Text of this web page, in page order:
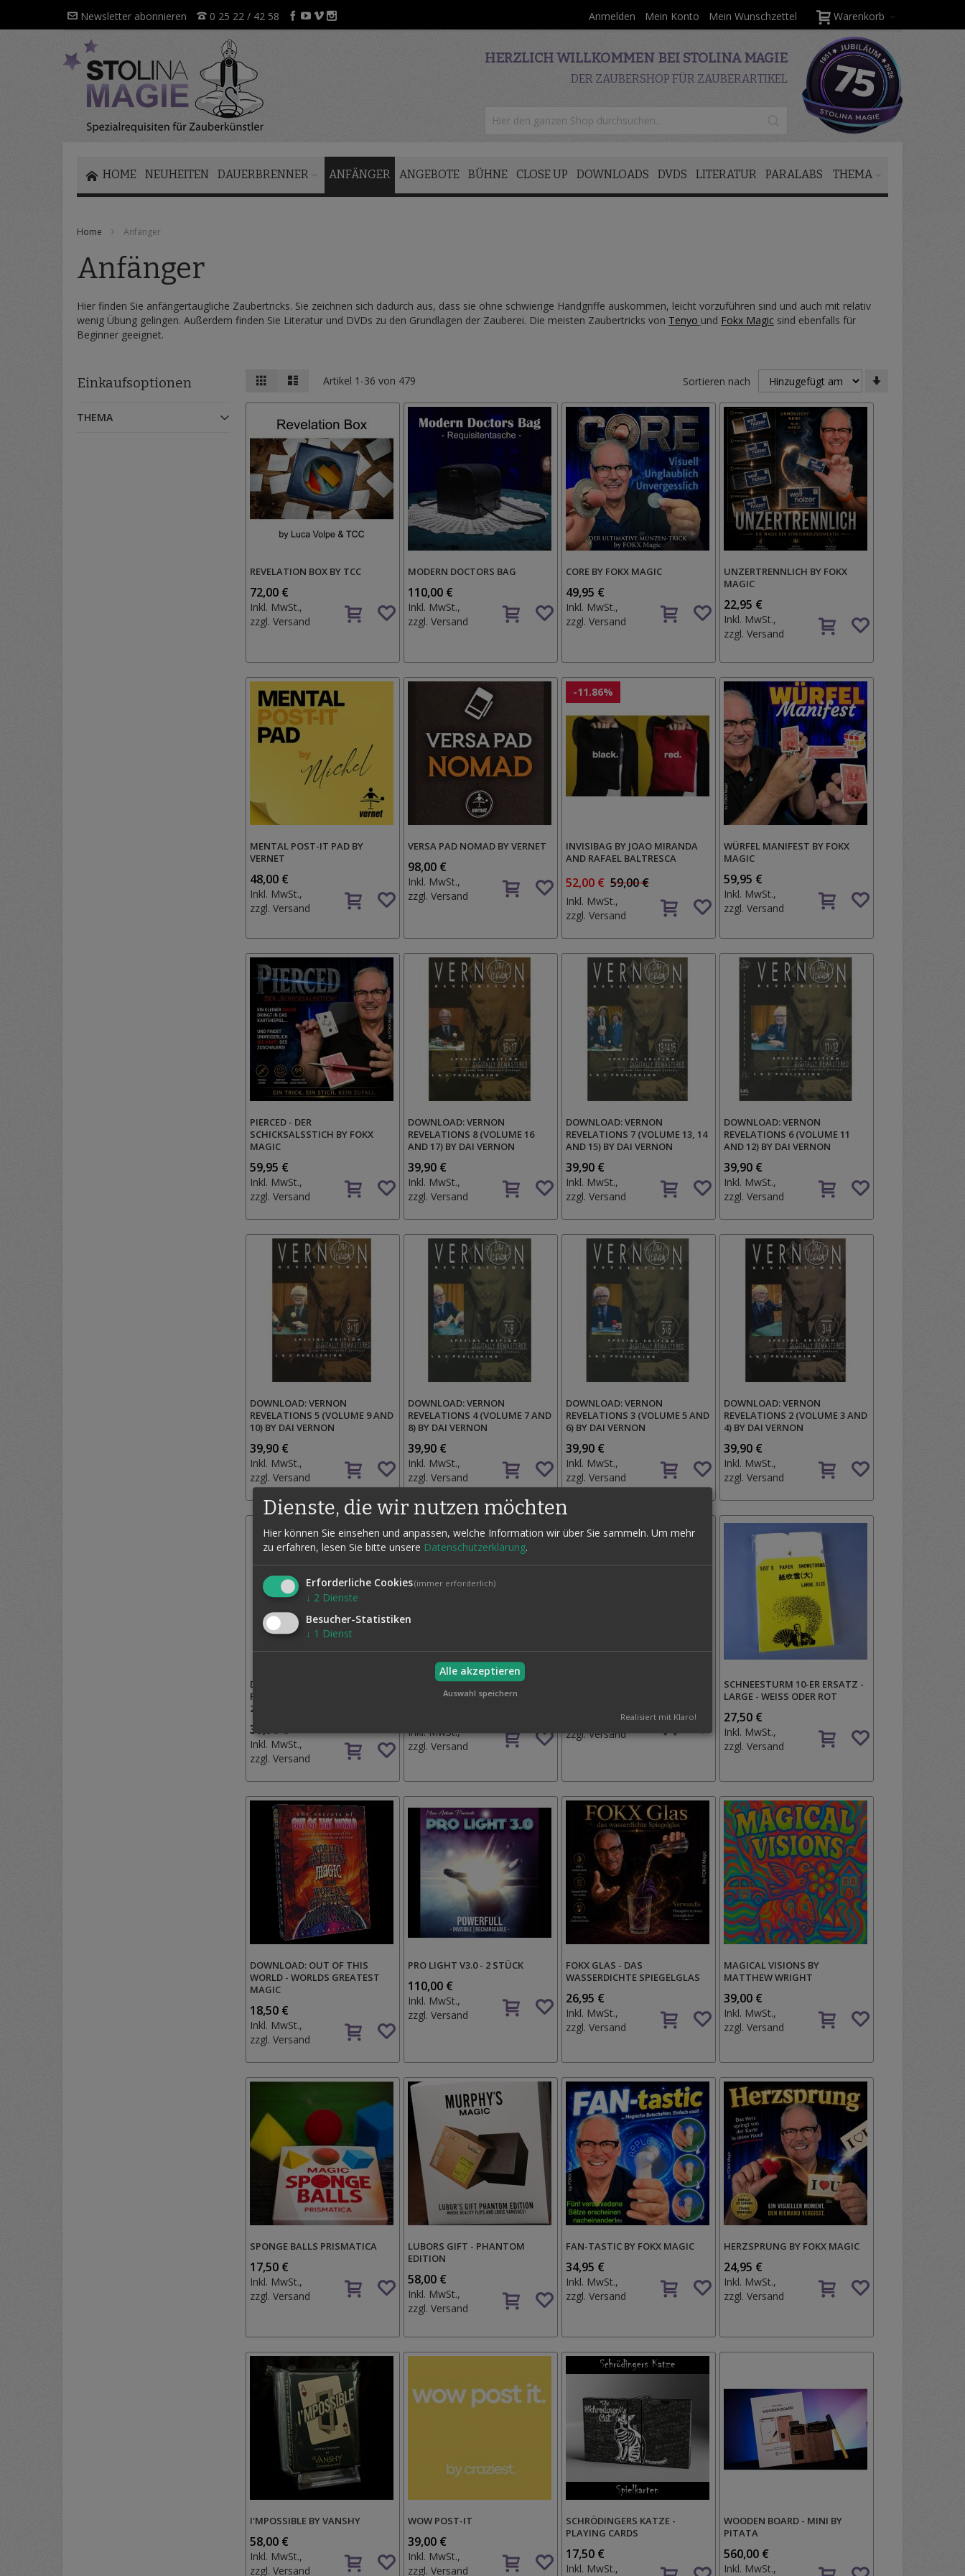
Direkt
Inhalt
Newsletter abonnieren 0 25 22 / 42 58 Warenkorb
Anmelden Mein Konto Mein Wunschzettel
HERZLICH WILLKOMMEN BEI STOLINA MAGIE
DER ZAUBERSHOP FÜR ZAUBERARTIKEL
HOME NEUHEITEN DAUERBRENNER ANFÄNGER ANGEBOTE BÜHNE CLOSE UP DOWNLOADS DVDS LITERATUR PARALABS THEMA
Home Anfänger
Anfänger
Hier finden Sie anfängertaugliche Zaubertricks. Sie zeichnen sich dadurch aus, dass sie ohne schwierige Handgriffe auskommen, leicht vorzuführen sind und auch mit relativ
wenig Übung gelingen. Außerdem finden Sie Literatur und DVDs zu den Grundlagen der Zauberei. Die meisten Zaubertricks von Tenyo und Fokx Magic sind ebenfalls für
Beginner geeignet.
Ansicht
als
Raster Artikel 1 -36 von 479 Sortieren nach
REVELATION BOX BY TCC
72,00 €
Inkl. MwSt.,
zzgl.Versand
Auf
den
Wunschzettel
MODERN DOCTORS BAG
110,00 €
Inkl. MwSt.,
zzgl.Versand
Auf
den
Wunschzettel
CORE BY FOKX MAGIC
49,95 €
Inkl. MwSt.,
zzgl.Versand
Auf
den
Wunschzettel
UNZERTRENNLICH BY FOKX
MAGIC
22,95 €
Inkl. MwSt.,
zzgl.Versand
Auf
den
MENTAL POST-IT PAD BY
VERNET
48,00 €
Inkl. MwSt.,
zzgl.Versand
Auf
den
VERSA PAD NOMAD BY VERNET
98,00 €
Inkl. MwSt.,
zzgl.Versand
Auf
den
Wunschzettel
-11.86%
INVISIBAG BY JOAO MIRANDA
AND RAFAEL BALTRESCA
52,00 € 59,00 €
Inkl. MwSt.,
zzgl.Versand
Auf
den
WÜRFEL MANIFEST BY FOKX
MAGIC
59,95 €
Inkl. MwSt.,
zzgl.Versand
Auf
den
PIERCED - DER
SCHICKSALSSTICH BY FOKX
MAGIC
59,95 €
Inkl. MwSt.,
zzgl.Versand
Auf
den
Wunschzettel
DOWNLOAD: VERNON
REVELATIONS 8 (VOLUME 16
AND 17) BY DAI VERNON
39,90 €
Inkl. MwSt.,
zzgl.Versand
Auf
den
Wunschzettel
DOWNLOAD: VERNON
REVELATIONS 7 (VOLUME 13, 14
AND 15) BY DAI VERNON
39,90 €
Inkl. MwSt.,
zzgl.Versand
Auf
den
Wunschzettel
DOWNLOAD: VERNON
REVELATIONS 6 (VOLUME 11
AND 12) BY DAI VERNON
39,90 €
Inkl. MwSt.,
zzgl.Versand
Auf
den
DOWNLOAD: VERNON
REVELATIONS 5 (VOLUME 9 AND
10) BY DAI VERNON
39,90 €
Inkl. MwSt.,
zzgl.Versand
Auf
den
Wunschzettel
DOWNLOAD: VERNON
REVELATIONS 4 (VOLUME 7 AND
8) BY DAI VERNON
39,90 €
Inkl. MwSt.,
zzgl.Versand
Auf
den
Wunschzettel
DOWNLOAD: VERNON
REVELATIONS 3 (VOLUME 5 AND
6) BY DAI VERNON
39,90 €
Inkl. MwSt.,
zzgl.Versand
Auf
den
Wunschzettel
DOWNLOAD: VERNON
REVELATIONS 2 (VOLUME 3 AND
4) BY DAI VERNON
39,90 €
Inkl. MwSt.,
zzgl.Versand
Auf
den
DOWNLOAD: VERNON
REVELATIONS 1 (VOLUME 1 AND
2) BY DAI VERNON
39,90 €
Inkl. MwSt.,
zzgl.Versand
Auf
den
QUBIKS QUICK CHANGE BAG BY
LEE ALEX
Inkl. MwSt.,
zzgl.Versand
den
zzgl.Versand
Auf
den
Wunschzettel
SCHNEESTURM 10-ER ERSATZ -
LARGE - WEISS ODER ROT
27,50 €
Inkl. MwSt.,
zzgl.Versand
Auf
den
DOWNLOAD: OUT OF THIS
WORLD - WORLDS GREATEST
MAGIC
18,50 €
Inkl. MwSt.,
zzgl.Versand
Auf
den
PRO LIGHT V3.0 - 2 STÜCK
110,00 €
Inkl. MwSt.,
zzgl.Versand
Auf
den
Wunschzettel
FOKX GLAS - DAS
WASSERDICHTE SPIEGELGLAS
26,95 €
Inkl. MwSt.,
zzgl.Versand
Auf
den
Wunschzettel
MAGICAL VISIONS BY
MATTHEW WRIGHT
39,00 €
Inkl. MwSt.,
zzgl.Versand
Auf
den
SPONGE BALLS PRISMATICA
17,50 €
Inkl. MwSt.,
zzgl.Versand
Auf
den
Wunschzettel
LUBORS GIFT - PHANTOM
EDITION
58,00 €
Inkl. MwSt.,
zzgl.Versand
Auf
den
FAN-TASTIC BY FOKX MAGIC
34,95 €
Inkl. MwSt.,
zzgl.Versand
Auf
den
Wunschzettel
HERZSPRUNG BY FOKX MAGIC
24,95 €
Inkl. MwSt.,
zzgl.Versand
Auf
den
I'MPOSSIBLE BY VANSHY
58,00 €
Inkl. MwSt.,
zzgl.Versand
Auf
den
WOW POST-IT
39,00 €
Inkl. MwSt.,
zzgl.Versand
Auf
den
SCHRÖDINGERS KATZE -
PLAYING CARDS
17,50 €
Inkl. MwSt.,
Auf
WOODEN BOARD - MINI BY
PITATA
560,00 €
Inkl. MwSt.,
Auf
Einkaufsoptionen
THEMA
Dienste, die wir nutzen möchten
Hier können Sie einsehen und anpassen, welche Information wir über Sie sammeln. Um mehr
zu erfahren, lesen Sie bitte unsere Datenschutzerklärung.
Erforderliche Cookies(immer erforderlich)
↓ 2 Dienste
Besucher-Statistiken
↓ 1 Dienst
Alle akzeptieren
Auswahl speichern
Realisiert mit Klaro!